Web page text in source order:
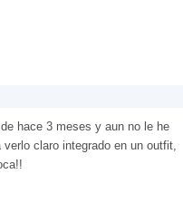
hace 3 meses y aun no le he
claro integrado en un outfit,